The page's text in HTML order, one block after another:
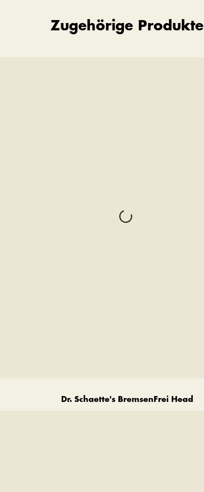
Zugehörige Produkte
Dr. Schaette's BremsenFrei Head